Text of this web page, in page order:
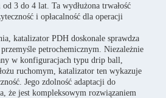
3 do 4 lat. Ta wydłużona trwałość
i opłacalność dla operacji
katalizator PDH doskonale sprawdza
petrochemicznym. Niezależnie
w konfiguracjach typu drip ball,
ruchomym, katalizator ten wykazuje
Jego zdolność adaptacji do
że jest kompleksowym rozwiązaniem